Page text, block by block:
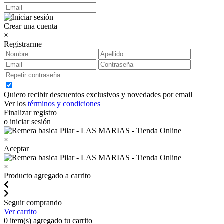
Crear una cuenta
×
Registrarme
Quiero recibir descuentos exclusivos y novedades por email
Ver los términos y condiciones
Finalizar registro
o iniciar sesión
×
Aceptar
×
Producto agregado a carrito
Seguir comprando
Ver carrito
0 item(s) agregado tu carrito